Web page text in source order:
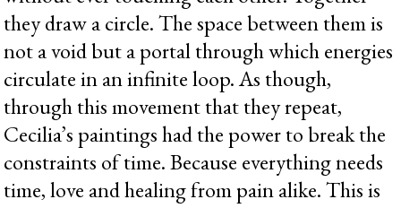
they draw a circle. The space between them is
not a void but a portal through which energies
circulate in an infinite loop. As though,
through this movement that they repeat,
Cecilia’s paintings had the power to break the
constraints of time. Because everything needs
time, love and healing from pain alike. This is